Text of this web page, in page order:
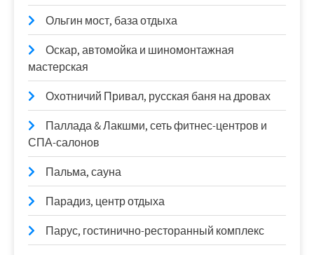
Ольгин мост, база отдыха
Оскар, автомойка и шиномонтажная
мастерская
Охотничий Привал, русская баня на дровах
Паллада & Лакшми, сеть фитнес-центров и
СПА-салонов
Пальма, сауна
Парадиз, центр отдыха
Парус, гостинично-ресторанный комплекс